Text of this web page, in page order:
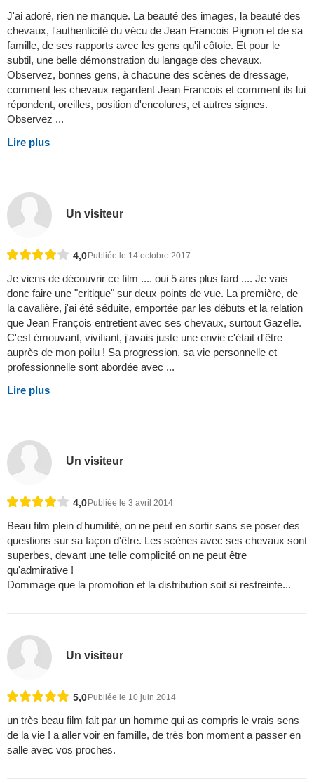
J'ai adoré, rien ne manque. La beauté des images, la beauté des
chevaux, l'authenticité du vécu de Jean Francois Pignon et de sa
famille, de ses rapports avec les gens qu'il côtoie. Et pour le
subtil, une belle démonstration du langage des chevaux.
Observez, bonnes gens, à chacune des scènes de dressage,
comment les chevaux regardent Jean Francois et comment ils lui
répondent, oreilles, position d'encolures, et autres signes.
Observez ...
Lire plus
Un visiteur
4,0Publiée le 14 octobre 2017
Je viens de découvrir ce film .... oui 5 ans plus tard .... Je vais
donc faire une "critique" sur deux points de vue. La première, de
la cavalière, j'ai été séduite, emportée par les débuts et la relation
que Jean François entretient avec ses chevaux, surtout Gazelle.
C'est émouvant, vivifiant, j'avais juste une envie c'était d'être
auprès de mon poilu ! Sa progression, sa vie personnelle et
professionnelle sont abordée avec ...
Lire plus
Un visiteur
4,0Publiée le 3 avril 2014
Beau film plein d'humilité, on ne peut en sortir sans se poser des
questions sur sa façon d'être. Les scènes avec ses chevaux sont
superbes, devant une telle complicité on ne peut être
qu'admirative !
Dommage que la promotion et la distribution soit si restreinte...
Un visiteur
5,0 Publiée le 10 juin 2014
un très beau film fait par un homme qui as compris le vrais sens
de la vie ! a aller voir en famille, de très bon moment a passer en
salle avec vos proches.